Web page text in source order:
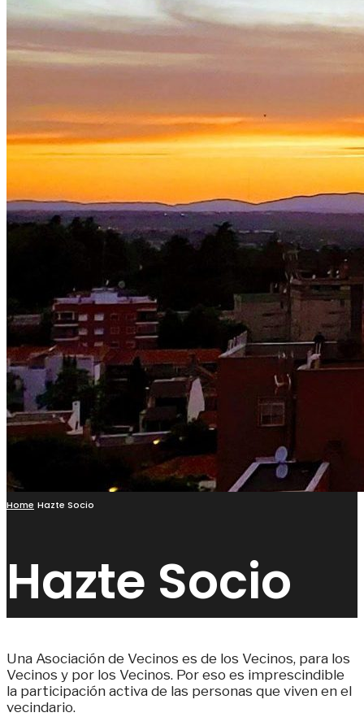
Home Hazte Socio
Hazte Socio
Una Asociación de Vecinos es de los Vecinos, para los
Vecinos y por los Vecinos. Por eso es imprescindible
la participación activa de las personas que viven en el
vecindario.